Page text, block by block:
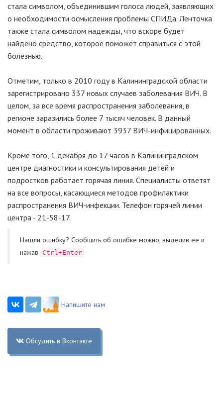
стала символом, объединившим голоса людей, заявляющих
о необходимости осмысления проблемы СПИДа. Ленточка
также стала символом надежды, что вскоре будет
найдено средство, которое поможет справиться с этой
болезнью.
Отметим, только в 2010 году в Калининградской области
зарегистрировано 337 новых случаев заболевания ВИЧ. В
целом, за все время распространения заболевания, в
регионе заразились более 7 тысяч человек. В данный
момент в области проживают 3937 ВИЧ-инфицированных.
Кроме того, 1 декабря до 17 часов в Калининградском
центре диагностики и консультирования детей и
подростков работает горячая линия. Специалисты ответят
на все вопросы, касающиеся методов профилактики
распространения ВИЧ-инфекции. Телефон горячей линии
центра - 21-58-17.
Нашли ошибку? Cообщить об ошибке можно, выделив ее и
нажав
Ctrl+Enter
Напишите нам
Обсудить в Вконтакте